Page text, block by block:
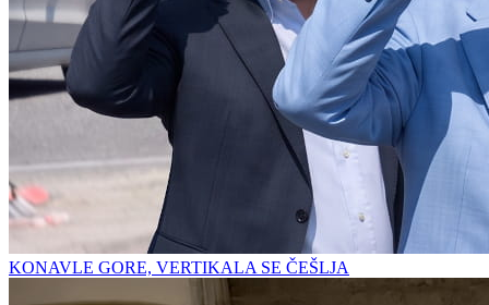
KONAVLE GORE, VERTIKALA SE ČEŠLJA